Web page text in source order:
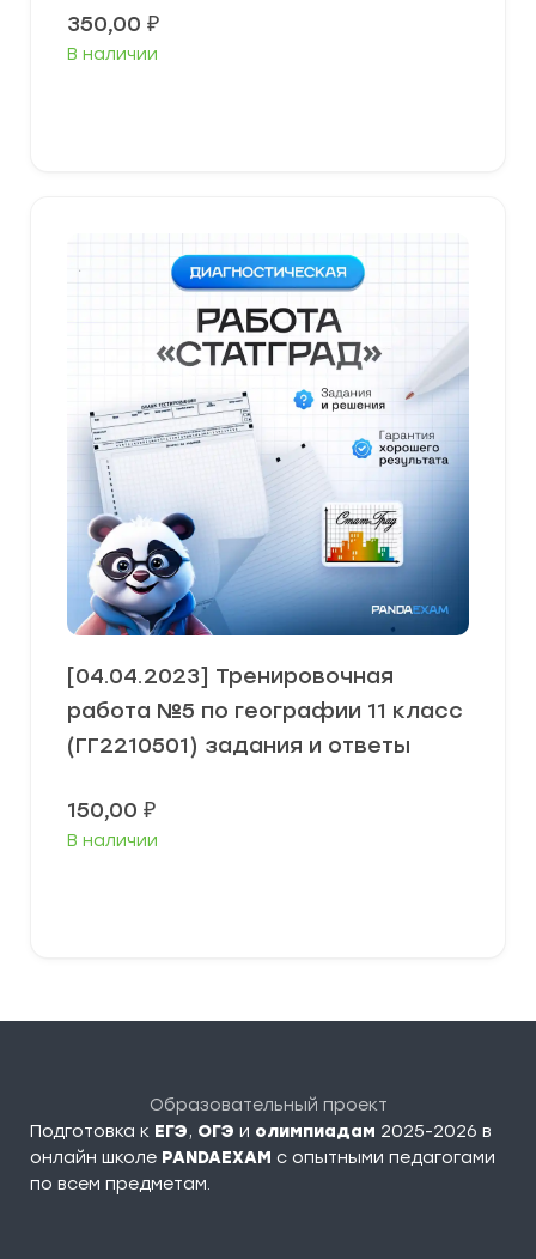
350,00 ₽
В наличии
[04.04.2023] Тренировочная
работа №5 по географии 11 класс
(ГГ2210501) задания и ответы
150,00 ₽
В наличии
Образовательный проект
Подготовка к ЕГЭ, ОГЭ и олимпиадам 2025-2026 в
онлайн школе PANDAEXAM c опытными педагогами
по всем предметам.